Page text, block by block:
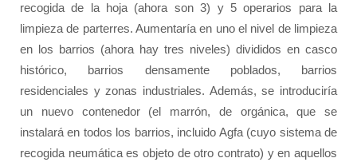
recogida de la hoja (ahora son 3) y 5 operarios para la
limpieza de parterres. Aumentaría en uno el nivel de limpieza
en los barrios (ahora hay tres niveles) divididos en casco
histórico, barrios densamente poblados, barrios
residenciales y zonas industriales. Además, se introduciría
un nuevo contenedor (el marrón, de orgánica, que se
instalará en todos los barrios, incluido Agfa (cuyo sistema de
recogida neumática es objeto de otro contrato) y en aquellos